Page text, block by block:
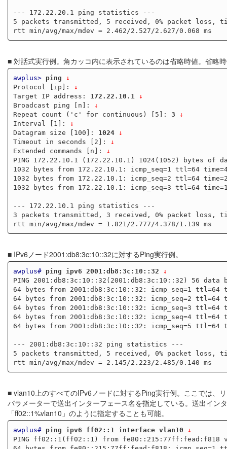
--- 172.22.20.1 ping statistics ---
5 packets transmitted, 5 received, 0% packet loss,
■ 対話式実行例。角カッコ内に表示されているのは省略時値。省略
awplus> ping ↓
Protocol [ip]:
↓
Target IP address: 172.22.10.1
↓
Broadcast ping [n]:
↓
Repeat count ('c' for continuous) [5]: 3
↓
Interval [1]:
↓
Datagram size [100]: 1024
↓
Timeout in seconds [2]:
↓
Extended commands [n]:
↓
PING 172.22.10.1 (172.22.10.1) 1024(1052) bytes of
1032 bytes from 172.22.10.1: icmp_seq=1 ttl=64
1032 bytes from 172.22.10.1: icmp_seq=2 ttl=64
1032 bytes from 172.22.10.1: icmp_seq=3 ttl=64
--- 172.22.10.1 ping statistics ---
3 packets transmitted, 3 received, 0% packet loss,
■ IPv6ノード2001:db8:3c:10::32に対するPing実行例。
awplus# ping ipv6 2001:db8:3c:10::32 ↓
PING 2001:db8:3c:10::32(2001:db8:3c:10::32) 56 data
64 bytes from 2001:db8:3c:10::32: icmp_seq=1 ttl=64
64 bytes from 2001:db8:3c:10::32: icmp_seq=2 ttl=64
64 bytes from 2001:db8:3c:10::32: icmp_seq=3 ttl=64
64 bytes from 2001:db8:3c:10::32: icmp_seq=4 ttl=64
64 bytes from 2001:db8:3c:10::32: icmp_seq=5 ttl=64
--- 2001:db8:3c:10::32 ping statistics ---
5 packets transmitted, 5 received, 0% packet loss,
■ vlan10上のすべてのIPv6ノードに対するPing実行例。ここでは、
パラメーターで送出インターフェース名を指定している。送出イ
「ff02::1%vlan10」のように指定することも可能。
awplus# ping ipv6 ff02::1 interface vlan10 ↓
PING ff02::1(ff02::1) from fe80::215:77ff:fead:f818